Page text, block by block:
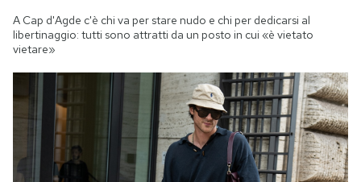
A Cap d'Agde c'è chi va per stare nudo e chi per dedicarsi al
libertinaggio: tutti sono attratti da un posto in cui «è vietato
vietare»